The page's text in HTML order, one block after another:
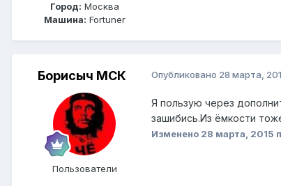
Город: Москва
Машина: Fortuner
Борисыч МСК
Пользователи
Опубликовано 28 марта,
Я пользую через
зашибись.Из ёмкости
Изменено 28 марта, 2015